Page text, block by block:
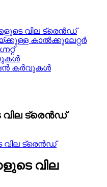
വില ട്രെൻഡ്
കാൽക്കുലേറ്റർ
കർവുകൾ
ട്രെൻഡ്
ട്രെൻഡ്
വില